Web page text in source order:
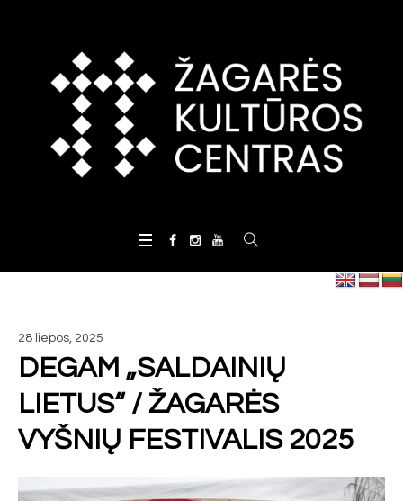
28 liepos, 2025
DEGAM „SALDAINIŲ
LIETUS“ / ŽAGARĖS
VYŠNIŲ FESTIVALIS 2025